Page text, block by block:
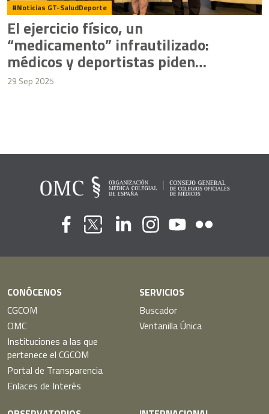
Noticias GT-SaludDeporte
El ejercicio físico, un
“medicamento” infrautilizado:
médicos y deportistas piden
mayor visibilidad y apoyo
29 Sep 2025
CONÓCENOS
CGCOM
OMC
Instituciones a las que
pertenece el CGCOM
Portal de Transparencia
Enlaces de Interés
SERVICIOS
Buscador
Ventanilla Única